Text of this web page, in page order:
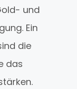
und
Ein
die
das